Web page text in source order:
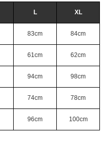
L XL
83cm 84cm
61cm 62cm
94cm 98cm
74cm 78cm
96cm 100cm